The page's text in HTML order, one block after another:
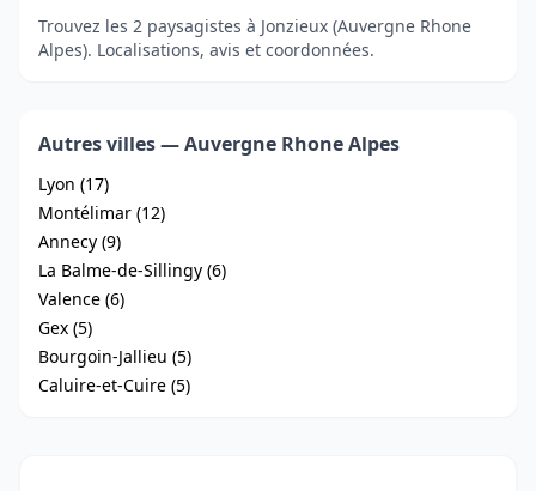
Trouvez les 2 paysagistes à Jonzieux (Auvergne Rhone
Alpes). Localisations, avis et coordonnées.
Autres villes — Auvergne Rhone Alpes
Lyon (17)
Montélimar (12)
Annecy (9)
La Balme-de-Sillingy (6)
Valence (6)
Gex (5)
Bourgoin-Jallieu (5)
Caluire-et-Cuire (5)